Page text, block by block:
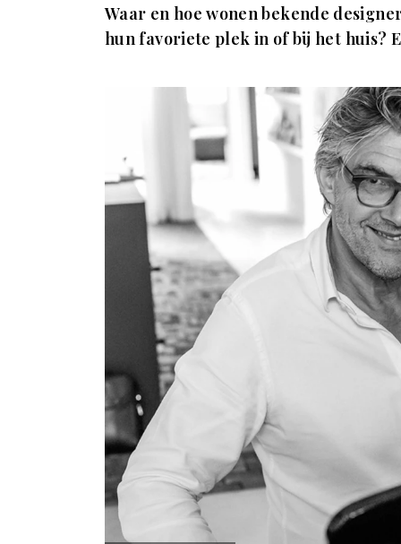
Waar en hoe wonen bekende
hun favoriete plek in of bij het huis?